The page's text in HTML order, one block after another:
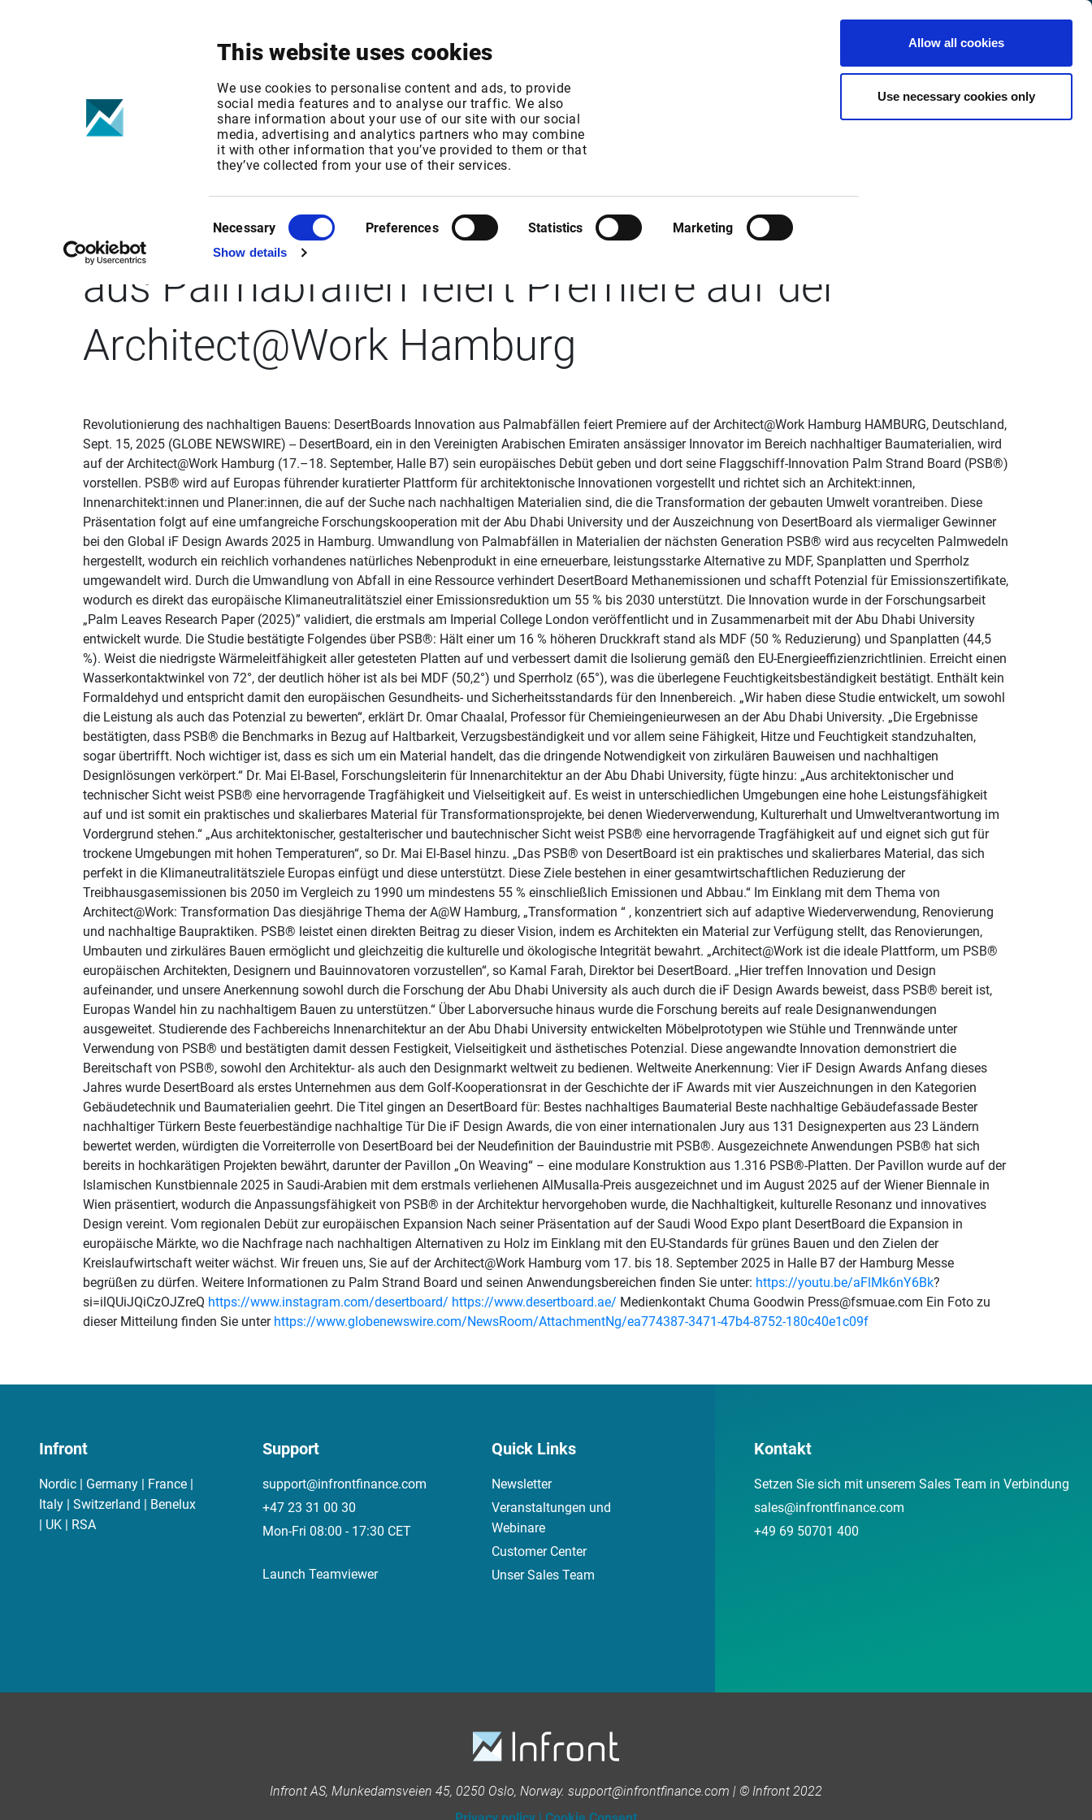
This website uses cookies
We use cookies to personalise content and ads, to provide
social media features and to analyse our traffic. We also
share information about your use of our site with our social
media, advertising and analytics partners who may combine
it with other information that you’ve provided to them or that
they’ve collected from your use of their services.
Selection
Necessary Preferences Statistics Marketing
Show details
Allow all cookies
Use necessary cookies only
Customer
Center
GlobeNewswire: Revolutionierung des
nachhaltigen Bauens: DesertBoards Innovation
aus Palmabfällen feiert Premiere auf der
Architect@Work Hamburg
Revolutionierung des nachhaltigen Bauens: DesertBoards Innovation aus Palmabfällen feiert Premiere auf der Architect@Work Hamburg HAMBURG, Deutschland,
Sept. 15, 2025 (GLOBE NEWSWIRE) -- DesertBoard, ein in den Vereinigten Arabischen Emiraten ansässiger Innovator im Bereich nachhaltiger Baumaterialien, wird
auf der Architect@Work Hamburg (17.–18. September, Halle B7) sein europäisches Debüt geben und dort seine Flaggschiff-Innovation Palm Strand Board (PSB®)
vorstellen. PSB® wird auf Europas führender kuratierter Plattform für architektonische Innovationen vorgestellt und richtet sich an Architekt:innen,
Innenarchitekt:innen und Planer:innen, die auf der Suche nach nachhaltigen Materialien sind, die die Transformation der gebauten Umwelt vorantreiben. Diese
Präsentation folgt auf eine umfangreiche Forschungskooperation mit der Abu Dhabi University und der Auszeichnung von DesertBoard als viermaliger Gewinner
bei den Global iF Design Awards 2025 in Hamburg. Umwandlung von Palmabfällen in Materialien der nächsten Generation PSB® wird aus recycelten Palmwedeln
hergestellt, wodurch ein reichlich vorhandenes natürliches Nebenprodukt in eine erneuerbare, leistungsstarke Alternative zu MDF, Spanplatten und Sperrholz
umgewandelt wird. Durch die Umwandlung von Abfall in eine Ressource verhindert DesertBoard Methanemissionen und schafft Potenzial für Emissionszertifikate,
wodurch es direkt das europäische Klimaneutralitätsziel einer Emissionsreduktion um 55 % bis 2030 unterstützt. Die Innovation wurde in der Forschungsarbeit
„Palm Leaves Research Paper (2025)” validiert, die erstmals am Imperial College London veröffentlicht und in Zusammenarbeit mit der Abu Dhabi University
entwickelt wurde. Die Studie bestätigte Folgendes über PSB®: Hält einer um 16 % höheren Druckkraft stand als MDF (50 % Reduzierung) und Spanplatten (44,5
%). Weist die niedrigste Wärmeleitfähigkeit aller getesteten Platten auf und verbessert damit die Isolierung gemäß den EU-Energieeffizienzrichtlinien. Erreicht einen
Wasserkontaktwinkel von 72°, der deutlich höher ist als bei MDF (50,2°) und Sperrholz (65°), was die überlegene Feuchtigkeitsbeständigkeit bestätigt. Enthält kein
Formaldehyd und entspricht damit den europäischen Gesundheits- und Sicherheitsstandards für den Innenbereich. „Wir haben diese Studie entwickelt, um sowohl
die Leistung als auch das Potenzial zu bewerten“, erklärt Dr. Omar Chaalal, Professor für Chemieingenieurwesen an der Abu Dhabi University. „Die Ergebnisse
bestätigten, dass PSB® die Benchmarks in Bezug auf Haltbarkeit, Verzugsbeständigkeit und vor allem seine Fähigkeit, Hitze und Feuchtigkeit standzuhalten,
sogar übertrifft. Noch wichtiger ist, dass es sich um ein Material handelt, das die dringende Notwendigkeit von zirkulären Bauweisen und nachhaltigen
Designlösungen verkörpert.“ Dr. Mai El-Basel, Forschungsleiterin für Innenarchitektur an der Abu Dhabi University, fügte hinzu: „Aus architektonischer und
technischer Sicht weist PSB® eine hervorragende Tragfähigkeit und Vielseitigkeit auf. Es weist in unterschiedlichen Umgebungen eine hohe Leistungsfähigkeit
auf und ist somit ein praktisches und skalierbares Material für Transformationsprojekte, bei denen Wiederverwendung, Kulturerhalt und Umweltverantwortung im
Vordergrund stehen.“ „Aus architektonischer, gestalterischer und bautechnischer Sicht weist PSB® eine hervorragende Tragfähigkeit auf und eignet sich gut für
trockene Umgebungen mit hohen Temperaturen“, so Dr. Mai El-Basel hinzu. „Das PSB® von DesertBoard ist ein praktisches und skalierbares Material, das sich
perfekt in die Klimaneutralitätsziele Europas einfügt und diese unterstützt. Diese Ziele bestehen in einer gesamtwirtschaftlichen Reduzierung der
Treibhausgasemissionen bis 2050 im Vergleich zu 1990 um mindestens 55 % einschließlich Emissionen und Abbau.“ Im Einklang mit dem Thema von
Architect@Work: Transformation Das diesjährige Thema der A@W Hamburg, „Transformation “ , konzentriert sich auf adaptive Wiederverwendung, Renovierung
und nachhaltige Baupraktiken. PSB® leistet einen direkten Beitrag zu dieser Vision, indem es Architekten ein Material zur Verfügung stellt, das Renovierungen,
Umbauten und zirkuläres Bauen ermöglicht und gleichzeitig die kulturelle und ökologische Integrität bewahrt. „Architect@Work ist die ideale Plattform, um PSB®
europäischen Architekten, Designern und Bauinnovatoren vorzustellen“, so Kamal Farah, Direktor bei DesertBoard. „Hier treffen Innovation und Design
aufeinander, und unsere Anerkennung sowohl durch die Forschung der Abu Dhabi University als auch durch die iF Design Awards beweist, dass PSB® bereit ist,
Europas Wandel hin zu nachhaltigem Bauen zu unterstützen.“ Über Laborversuche hinaus wurde die Forschung bereits auf reale Designanwendungen
ausgeweitet. Studierende des Fachbereichs Innenarchitektur an der Abu Dhabi University entwickelten Möbelprototypen wie Stühle und Trennwände unter
Verwendung von PSB® und bestätigten damit dessen Festigkeit, Vielseitigkeit und ästhetisches Potenzial. Diese angewandte Innovation demonstriert die
Bereitschaft von PSB®, sowohl den Architektur- als auch den Designmarkt weltweit zu bedienen. Weltweite Anerkennung: Vier iF Design Awards Anfang dieses
Jahres wurde DesertBoard als erstes Unternehmen aus dem Golf-Kooperationsrat in der Geschichte der iF Awards mit vier Auszeichnungen in den Kategorien
Gebäudetechnik und Baumaterialien geehrt. Die Titel gingen an DesertBoard für: Bestes nachhaltiges Baumaterial Beste nachhaltige Gebäudefassade Bester
nachhaltiger Türkern Beste feuerbeständige nachhaltige Tür Die iF Design Awards, die von einer internationalen Jury aus 131 Designexperten aus 23 Ländern
bewertet werden, würdigten die Vorreiterrolle von DesertBoard bei der Neudefinition der Bauindustrie mit PSB®. Ausgezeichnete Anwendungen PSB® hat sich
bereits in hochkarätigen Projekten bewährt, darunter der Pavillon „On Weaving“ – eine modulare Konstruktion aus 1.316 PSB®-Platten. Der Pavillon wurde auf der
Islamischen Kunstbiennale 2025 in Saudi-Arabien mit dem erstmals verliehenen AlMusalla-Preis ausgezeichnet und im August 2025 auf der Wiener Biennale in
Wien präsentiert, wodurch die Anpassungsfähigkeit von PSB® in der Architektur hervorgehoben wurde, die Nachhaltigkeit, kulturelle Resonanz und innovatives
Design vereint. Vom regionalen Debüt zur europäischen Expansion Nach seiner Präsentation auf der Saudi Wood Expo plant DesertBoard die Expansion in
europäische Märkte, wo die Nachfrage nach nachhaltigen Alternativen zu Holz im Einklang mit den EU-Standards für grünes Bauen und den Zielen der
Kreislaufwirtschaft weiter wächst. Wir freuen uns, Sie auf der Architect@Work Hamburg vom 17. bis 18. September 2025 in Halle B7 der Hamburg Messe
begrüßen zu dürfen. Weitere Informationen zu Palm Strand Board und seinen Anwendungsbereichen finden Sie unter: https://youtu.be/aFlMk6nY6Bk?
si=ilQUiJQiCzOJZreQ https://www.instagram.com/desertboard/ https://www.desertboard.ae/ Medienkontakt Chuma Goodwin Press@fsmuae.com Ein Foto zu
dieser Mitteilung finden Sie unter https://www.globenewswire.com/NewsRoom/AttachmentNg/ea774387-3471-47b4-8752-180c40e1c09f
Infront
Nordic | Germany | France |
Italy | Switzerland | Benelux
| UK | RSA
Support
support@infrontfinance.com
+47 23 31 00 30
Mon-Fri 08:00 - 17:30 CET
Launch Teamviewer
Quick Links
Newsletter
Veranstaltungen und
Webinare
Customer Center
Unser Sales Team
Kontakt
Setzen Sie sich mit unserem Sales Team in Verbindung
sales@infrontfinance.com
+49 69 50701 400
Infront AS, Munkedamsveien 45, 0250 Oslo, Norway. support@infrontfinance.com | © Infront 2022